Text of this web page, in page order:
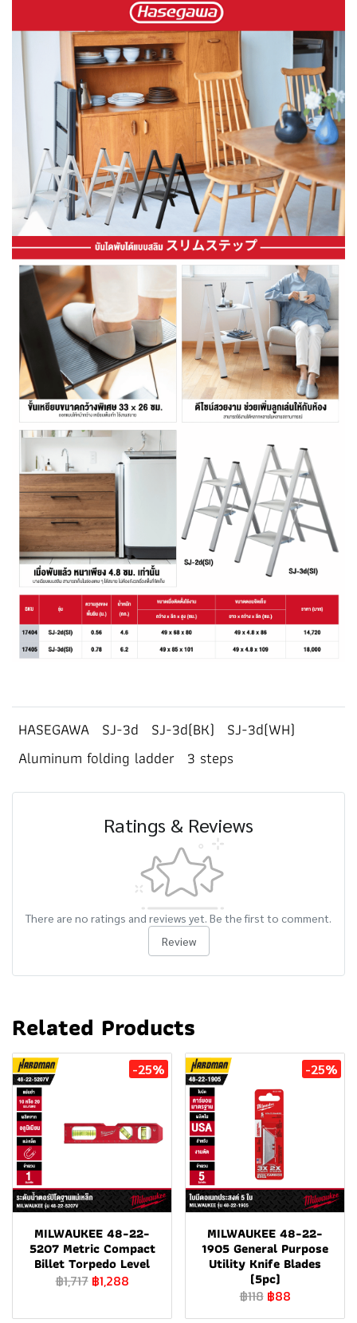
HASEGAWA SJ-3d SJ-3d(BK) SJ-3d(WH)
Aluminum folding ladder 3 steps
Ratings & Reviews
There are no ratings and reviews yet. Be the first to comment.
Review
Related Products
-25%
MILWAUKEE 48-22-
5207 Metric Compact
Billet Torpedo Level
฿1,717 ฿1,288
-25%
MILWAUKEE 48-22-
1905 General Purpose
Utility Knife Blades
(5pc)
฿118 ฿88